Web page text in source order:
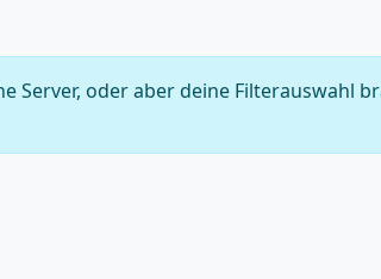
Server, oder aber deine Filterauswahl